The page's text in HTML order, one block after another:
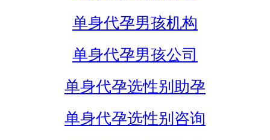
单身代孕男孩机构
单身代孕男孩公司
单身代孕选性别助孕
单身代孕选性别咨询